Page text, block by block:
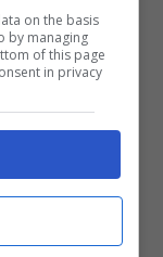
on the basis
by managing
of this page
in privacy